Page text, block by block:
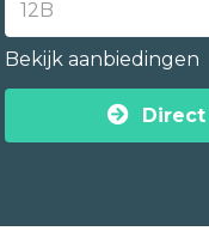
Bekijk aanbiedingen